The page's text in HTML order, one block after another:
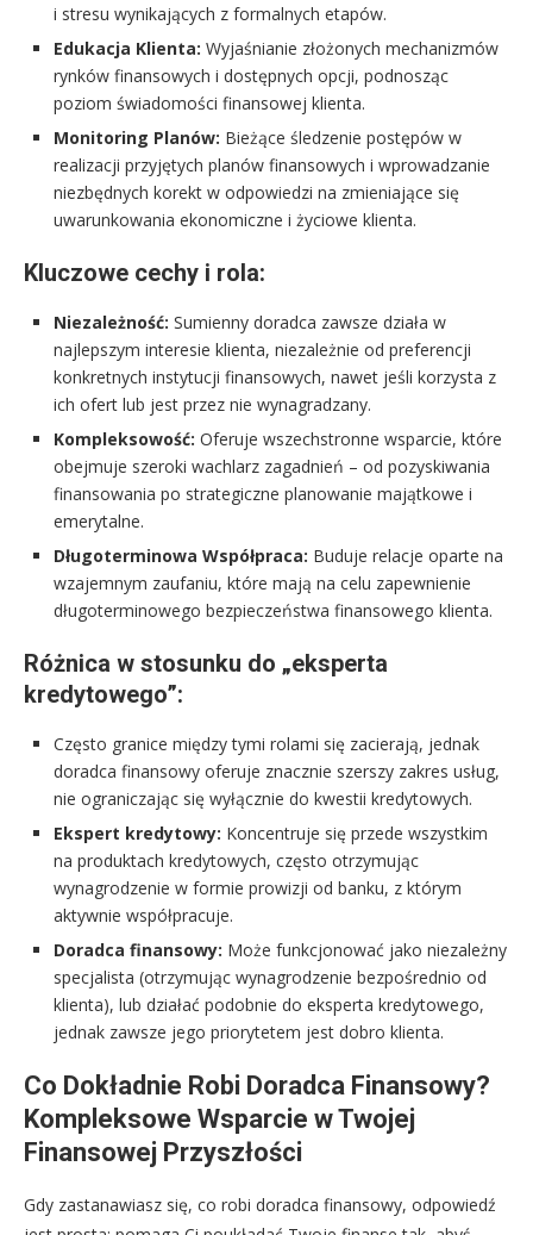
i stresu wynikających z formalnych etapów.
Edukacja Klienta: Wyjaśnianie złożonych mechanizmów
rynków finansowych i dostępnych opcji, podnosząc
poziom świadomości finansowej klienta.
Monitoring Planów: Bieżące śledzenie postępów w
realizacji przyjętych planów finansowych i wprowadzanie
niezbędnych korekt w odpowiedzi na zmieniające się
uwarunkowania ekonomiczne i życiowe klienta.
Kluczowe cechy i rola:
Niezależność: Sumienny doradca zawsze działa w
najlepszym interesie klienta, niezależnie od preferencji
konkretnych instytucji finansowych, nawet jeśli korzysta z
ich ofert lub jest przez nie wynagradzany.
Kompleksowość: Oferuje wszechstronne wsparcie, które
obejmuje szeroki wachlarz zagadnień – od pozyskiwania
finansowania po strategiczne planowanie majątkowe i
emerytalne.
Długoterminowa Współpraca: Buduje relacje oparte na
wzajemnym zaufaniu, które mają na celu zapewnienie
długoterminowego bezpieczeństwa finansowego klienta.
Różnica w stosunku do „eksperta
kredytowego”:
Często granice między tymi rolami się zacierają, jednak
doradca finansowy oferuje znacznie szerszy zakres usług,
nie ograniczając się wyłącznie do kwestii kredytowych.
Ekspert kredytowy: Koncentruje się przede wszystkim
na produktach kredytowych, często otrzymując
wynagrodzenie w formie prowizji od banku, z którym
aktywnie współpracuje.
Doradca finansowy: Może funkcjonować jako niezależny
specjalista (otrzymując wynagrodzenie bezpośrednio od
klienta), lub działać podobnie do eksperta kredytowego,
jednak zawsze jego priorytetem jest dobro klienta.
Co Dokładnie Robi Doradca Finansowy?
Kompleksowe Wsparcie w Twojej
Finansowej Przyszłości
Gdy zastanawiasz się, co robi doradca finansowy, odpowiedź